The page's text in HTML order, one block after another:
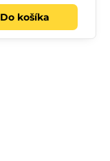
Do košíka